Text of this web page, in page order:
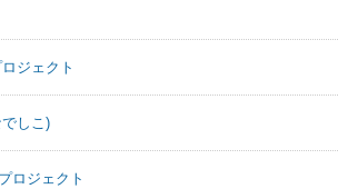
ジェクト
しこ)
ロジェクト